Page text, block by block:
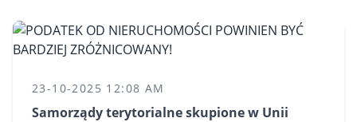
23-10-2025 12:08 AM
Samorządy terytorialne skupione w Unii